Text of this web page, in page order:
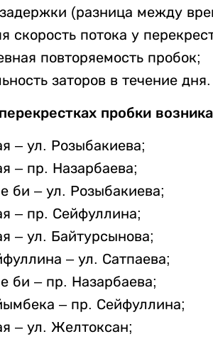
(разница между
скорость потока у
повторяемость пробок;
заторов в течение дня.
пробки
– ул. Розыбакиева;
– пр. Назарбаева;
би – ул. Розыбакиева;
– пр. Сейфуллина;
– ул. Байтурсынова;
– ул. Сатпаева;
би – пр. Назарбаева;
– пр. Сейфуллина;
– ул. Желтоксан;